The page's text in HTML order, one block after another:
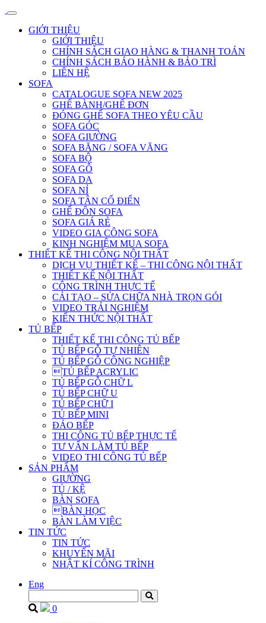
GIỚI THIỆU
GIỚI THIỆU
CHÍNH SÁCH GIAO HÀNG & THANH TOÁN
CHÍNH SÁCH BẢO HÀNH & BẢO TRÌ
LIÊN HỆ
SOFA
CATALOGUE SOFA NEW 2025
GHẾ BÀNH/GHẾ ĐƠN
ĐÓNG GHẾ SOFA THEO YÊU CẦU
SOFA GÓC
SOFA GIƯỜNG
SOFA BĂNG / SOFA VĂNG
SOFA BỘ
SOFA GỖ
SOFA DA
SOFA NỈ
SOFA TÂN CỔ ĐIỂN
GHẾ ĐÔN SOFA
SOFA GIÁ RẺ
VIDEO GIA CÔNG SOFA
KINH NGHIỆM MUA SOFA
THIẾT KẾ THI CÔNG NỘI THẤT
DỊCH VỤ THIẾT KẾ – THI CÔNG NỘI THẤT
THIẾT KẾ NỘI THẤT
CÔNG TRÌNH THỰC TẾ
CẢI TẠO – SỬA CHỮA NHÀ TRỌN GÓI
VIDEO TRẢI NGHIỆM
KIẾN THỨC NỘI THẤT
TỦ BẾP
THIẾT KẾ THI CÔNG TỦ BẾP
TỦ BẾP GỖ TỰ NHIÊN
TỦ BẾP GỖ CÔNG NGHIỆP
TỦ BẾP ACRYLIC
TỦ BẾP GỖ CHỮ L
TỦ BẾP CHỮ U
TỦ BẾP CHỮ I
TỦ BẾP MINI
ĐẢO BẾP
THI CÔNG TỦ BẾP THỰC TẾ
TƯ VẤN LÀM TỦ BẾP
VIDEO THI CÔNG TỦ BẾP
SẢN PHẨM
GIƯỜNG
TỦ / KỆ
BÀN SOFA
BÀN HỌC
BÀN LÀM VIỆC
TIN TỨC
TIN TỨC
KHUYẾN MÃI
NHẬT KÍ CÔNG TRÌNH
Eng
0